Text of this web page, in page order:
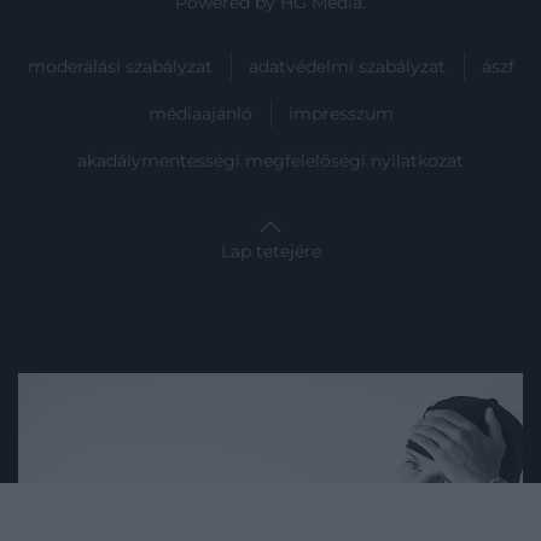
moderálási szabályzat adatvédelmi szabályzat ászf
médiaajánló impresszum
akadálymentességi megfelelőségi nyilatkozat
Lap tetejére